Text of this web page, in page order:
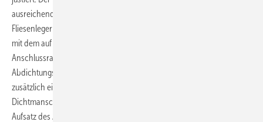
ausreichenden Gefälle zum Ablauf verlegt werden. Die erste vom
Fliesenleger aufgebrachte dichtende Schicht verbindet sich intensiv
mit dem auf dem Bodenaufbau aufliegenden gelochten Kunststoff-
Anschlussrand, beispielsweise des Advantix Plus-
Abdichtungsflansches. In die noch feuchte Dichtschicht wird nun
zusätzlich eine deutlich über den Flansch hinausreichende
Dichtmanschette eingelegt. Durch die jetzt aufzutragende, bis an den
Aufsatz des Ablaufes heranreichende Flüssigabdichtung ist die